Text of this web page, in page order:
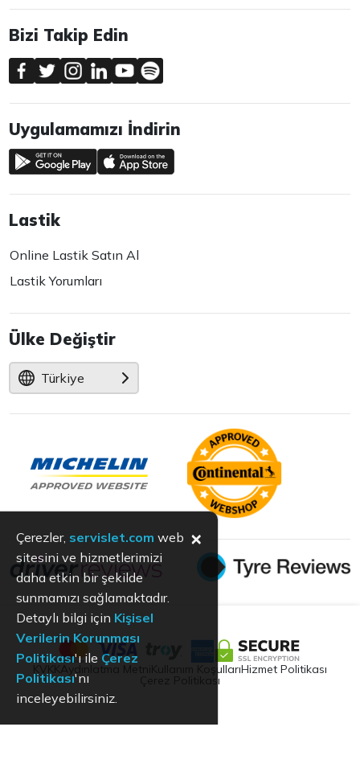
Bizi Takip Edin
Uygulamamızı İndirin
Lastik
Online Lastik Satın Al
Lastik Yorumları
Ülke Değiştir
Türkiye
Aydınlatma Metni Kullanım KoşullarıHizmet Politikası
Çerez Politikası
Çerezler, servislet.com web
sitesini ve hizmetlerimizi
daha etkin bir şekilde
sunmamızı sağlamaktadır.
Detaylı bilgi için Kişisel
Verilerin Korunması
Politikası'ı ile Çerez
Politikası'nı
inceleyebilirsiniz.
×